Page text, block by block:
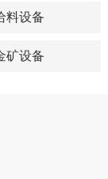
料设备
矿设备